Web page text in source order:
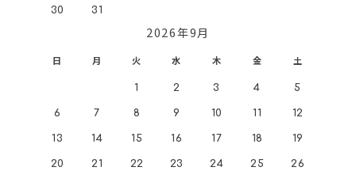
30 31
2026年9月
日 月 火 水 木 金 土
1 2 3 4 5
6 7 8 9 10 11 12
13 14 15 16 17 18 19
20 21 22 23 24 25 26